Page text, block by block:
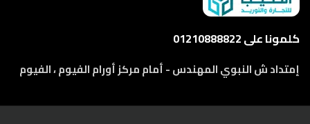
كلمونا على 01210888822
إمتداد ش النبوي المهندس - أمام مركز أورام الفيوم ، الفيوم